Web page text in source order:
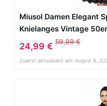
Miusol Damen Elegant
Knielanges Vintage
Schwarz Gr.M
24,99 € 59,99 €
Zuletzt aktualisiert am: August 9,